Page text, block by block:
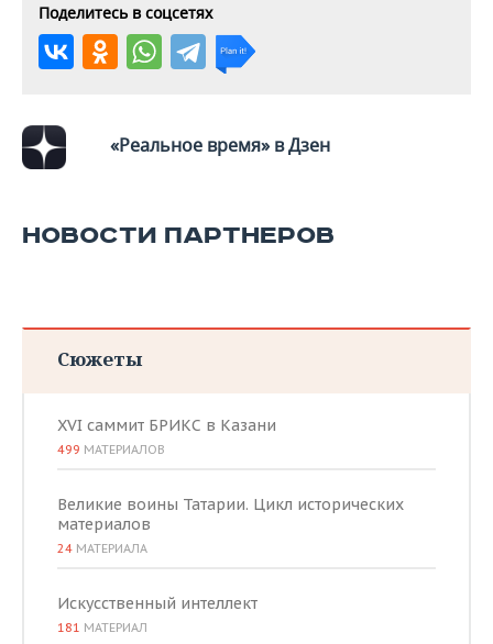
Поделитесь в соцсетях
«Реальное время» в Дзен
НОВОСТИ ПАРТНЕРОВ
Сюжеты
XVI саммит БРИКС в Казани
499 МАТЕРИАЛОВ
Великие воины Татарии. Цикл исторических
материалов
24 МАТЕРИАЛА
Искусственный интеллект
181 МАТЕРИАЛ